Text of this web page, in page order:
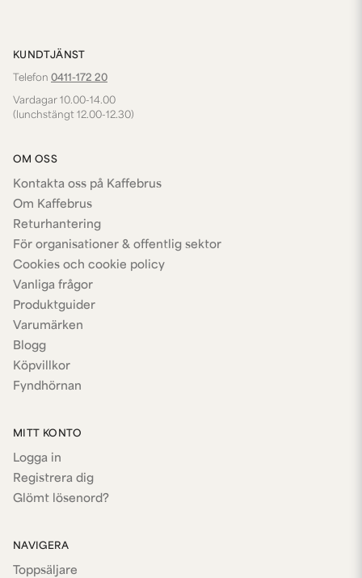
KUNDTJÄNST
Telefon 0411-172 20
Vardagar 10.00-14.00
(lunchstängt 12.00-12.30)
OM OSS
Kontakta oss på Kaffebrus
Om Kaffebrus
Returhantering
För organisationer & offentlig sektor
Cookies och cookie policy
Vanliga frågor
Produktguider
Varumärken
Blogg
Köpvillkor
Fyndhörnan
MITT KONTO
Logga in
Registrera dig
Glömt lösenord?
NAVIGERA
Toppsäljare